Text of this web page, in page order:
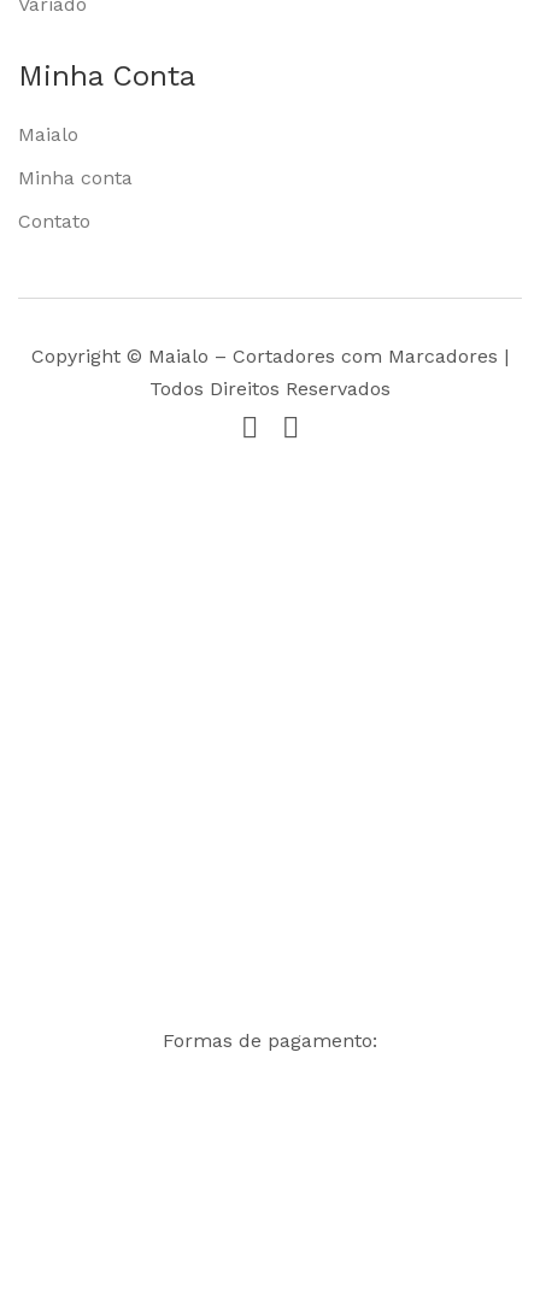
Minha Conta
Maialo
Minha conta
Contato
Copyright © Maialo – Cortadores com Marcadores |
Todos Direitos Reservados
Formas de pagamento: